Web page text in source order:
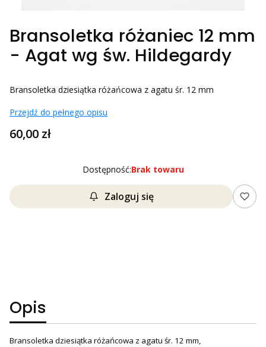
Bransoletka różaniec 12 mm
- Agat wg św. Hildegardy
Bransoletka dziesiątka różańcowa z agatu śr. 12 mm
Przejdź do pełnego opisu
Cena
60,00 zł
Dostępność:Brak towaru
Zaloguj się
Opis
Bransoletka dziesiątka różańcowa z agatu śr. 12 mm,